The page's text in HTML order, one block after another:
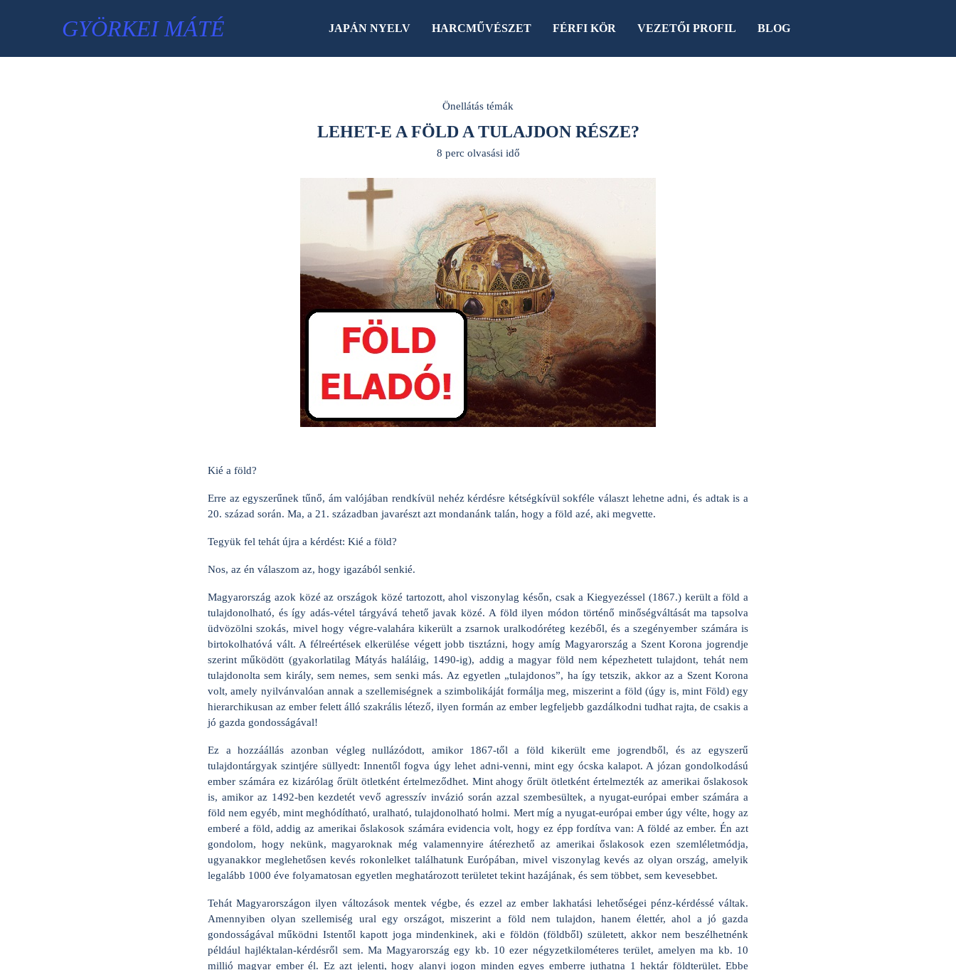
GYÖRKEI MÁTÉ JAPÁN NYELV HARCMŰVÉSZET FÉRFI KÖR VEZETŐI PROFIL BLOG
Önellátás témák
LEHET-E A FÖLD A TULAJDON RÉSZE?
8 perc olvasási idő
Kié a föld?
Erre az egyszerűnek tűnő, ám valójában rendkívül nehéz kérdésre kétségkívül sokféle választ lehetne adni, és adtak is a
20. század során. Ma, a 21. században javarészt azt mondanánk talán, hogy a föld azé, aki megvette.
Tegyük fel tehát újra a kérdést: Kié a föld?
Nos, az én válaszom az, hogy igazából senkié.
Magyarország azok közé az országok közé tartozott, ahol viszonylag későn, csak a Kiegyezéssel (1867.) került a föld a
tulajdonolható, és így adás-vétel tárgyává tehető javak közé. A föld ilyen módon történő minőségváltását ma tapsolva
üdvözölni szokás, mivel hogy végre-valahára kikerült a zsarnok uralkodóréteg kezéből, és a szegényember számára is
birtokolhatóvá vált. A félreértések elkerülése végett jobb tisztázni, hogy amíg Magyarország a Szent Korona jogrendje
szerint működött (gyakorlatilag Mátyás haláláig, 1490-ig), addig a magyar föld nem képezhetett tulajdont, tehát nem
tulajdonolta sem király, sem nemes, sem senki más. Az egyetlen „tulajdonos”, ha így tetszik, akkor az a Szent Korona
volt, amely nyilvánvalóan annak a szellemiségnek a szimbolikáját formálja meg, miszerint a föld (úgy is, mint Föld) egy
hierarchikusan az ember felett álló szakrális létező, ilyen formán az ember legfeljebb gazdálkodni tudhat rajta, de csakis a
jó gazda gondosságával!
Ez a hozzáállás azonban végleg nullázódott, amikor 1867-től a föld kikerült eme jogrendből, és az egyszerű
tulajdontárgyak szintjére süllyedt: Innentől fogva úgy lehet adni-venni, mint egy ócska kalapot. A józan gondolkodású
ember számára ez kizárólag őrült ötletként értelmeződhet. Mint ahogy őrült ötletként értelmezték az amerikai őslakosok
is, amikor az 1492-ben kezdetét vevő agresszív invázió során azzal szembesültek, a nyugat-európai ember számára a
föld nem egyéb, mint meghódítható, uralható, tulajdonolható holmi. Mert míg a nyugat-európai ember úgy vélte, hogy az
emberé a föld, addig az amerikai őslakosok számára evidencia volt, hogy ez épp fordítva van: A földé az ember. Én azt
gondolom, hogy nekünk, magyaroknak még valamennyire átérezhető az amerikai őslakosok ezen szemléletmódja,
ugyanakkor meglehetősen kevés rokonlelket találhatunk Európában, mivel viszonylag kevés az olyan ország, amelyik
legalább 1000 éve folyamatosan egyetlen meghatározott területet tekint hazájának, és sem többet, sem kevesebbet.
Tehát Magyarországon ilyen változások mentek végbe, és ezzel az ember lakhatási lehetőségei pénz-kérdéssé váltak.
Amennyiben olyan szellemiség ural egy országot, miszerint a föld nem tulajdon, hanem élettér, ahol a jó gazda
gondosságával működni Istentől kapott joga mindenkinek, aki e földön (földből) született, akkor nem beszélhetnénk
például hajléktalan-kérdésről sem. Ma Magyarország egy kb. 10 ezer négyzetkilométeres terület, amelyen ma kb. 10
millió magyar ember él. Ez azt jelenti, hogy alanyi jogon minden egyes emberre juthatna 1 hektár földterület. Ebbe